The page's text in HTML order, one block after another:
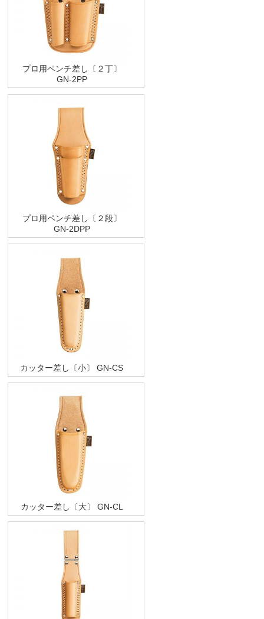
プロ用ペンチ差し〔２丁〕
GN-2PP
プロ用ペンチ差し〔２段〕
GN-2DPP
カッター差し〔小〕 GN-CS
カッター差し〔大〕 GN-CL